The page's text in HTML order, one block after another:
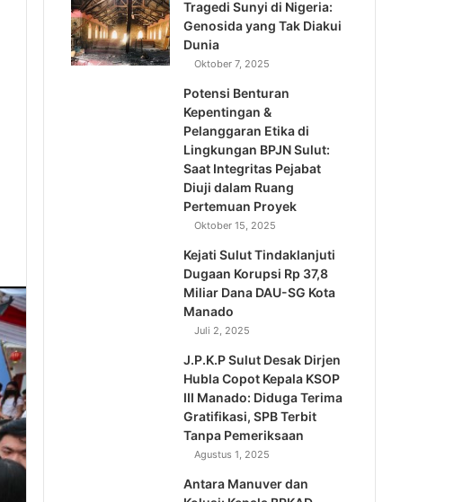
Tragedi Sunyi di Nigeria:
Genosida yang Tak Diakui
Dunia
Oktober 7, 2025
Potensi Benturan
Kepentingan &
Pelanggaran Etika di
Lingkungan BPJN Sulut:
Saat Integritas Pejabat
Diuji dalam Ruang
Pertemuan Proyek
Oktober 15, 2025
Kejati Sulut Tindaklanjuti
Dugaan Korupsi Rp 37,8
Miliar Dana DAU-SG Kota
Manado
Juli 2, 2025
J.P.K.P Sulut Desak Dirjen
Hubla Copot Kepala KSOP
III Manado: Diduga Terima
Gratifikasi, SPB Terbit
Tanpa Pemeriksaan
Agustus 1, 2025
Antara Manuver dan